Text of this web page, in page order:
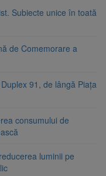
Subiecte unice în toată
de Comemorare a
91, de lângă Piața
consumului de
luminii pe